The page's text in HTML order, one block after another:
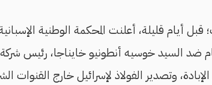
أيام قليلة، أعلنت المحكمة الوطنية
ضد السيد خوسيه أنطونيو خايناجا، رئيس
وتصدير الفولاذ لإسرائيل خارج القنوات